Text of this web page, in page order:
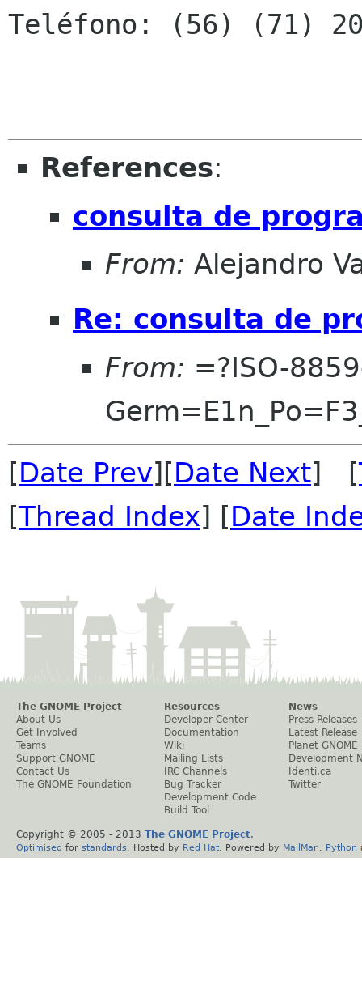
Teléfono: (56) (71)
References:
consulta de
From: Alejandro
Re: consulta de
From: =?ISO-
[Date Prev][Date Next] [
[Thread Index] [Date
The GNOME Project
About Us
Get Involved
Teams
Support GNOME
Contact Us
The GNOME Foundation
Resources
Developer Center
Documentation
Wiki
Mailing Lists
IRC Channels
Bug Tracker
Development Code
Build Tool
News
Press Releases
Latest Release
Planet GNOME
Development
Identi.ca
Twitter
Copyright © 2005 - 2013 The GNOME Project.
Optimised for standards . Hosted by Red Hat . Powered by MailMan Python